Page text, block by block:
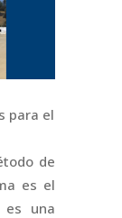
para el
de
es el
es una